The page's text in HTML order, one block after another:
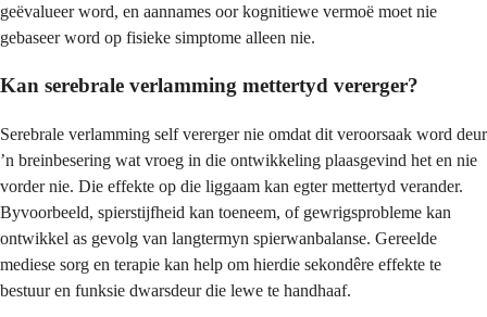
geëvalueer word, en aannames oor kognitiewe vermoë moet nie
gebaseer word op fisieke simptome alleen nie.
Kan serebrale verlamming mettertyd vererger?
Serebrale verlamming self vererger nie omdat dit veroorsaak word deur
’n breinbesering wat vroeg in die ontwikkeling plaasgevind het en nie
vorder nie. Die effekte op die liggaam kan egter mettertyd verander.
Byvoorbeeld, spierstijfheid kan toeneem, of gewrigsprobleme kan
ontwikkel as gevolg van langtermyn spierwanbalanse. Gereelde
mediese sorg en terapie kan help om hierdie sekondêre effekte te
bestuur en funksie dwarsdeur die lewe te handhaaf.